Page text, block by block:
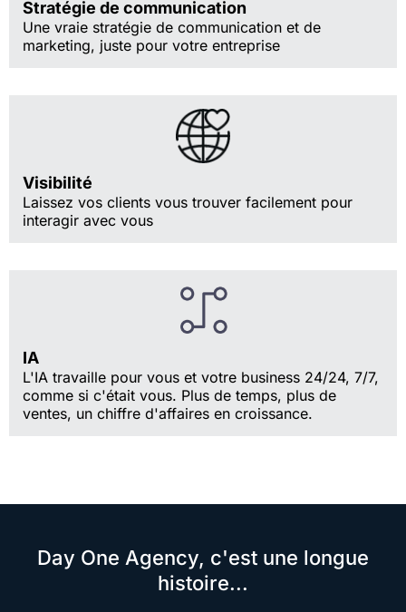
Stratégie de communication
Une vraie stratégie de communication et de
marketing, juste pour votre entreprise
Visibilité
Laissez vos clients vous trouver facilement pour
interagir avec vous
IA
L'IA travaille pour vous et votre business 24/24, 7/7,
comme si c'était vous. Plus de temps, plus de
ventes, un chiffre d'affaires en croissance.
Day One Agency, c'est une longue
histoire...